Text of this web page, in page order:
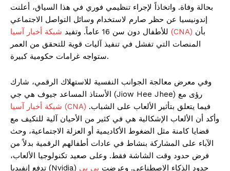
بحالة وفاة. واتخاذاً لإجراء تنظيمي فوري في هذا السياق، أعلنت
إندونيسيا عن حظر صارم لاستخدام وسائل التواصل الاجتماعي
للأطفال دون سن 16 عاماً. وتفيد شبكة أخبار آسيا (CNA)
المنصات التي تفشل في تنفيذ آليات قوية للتحقق من العمر
ستواجه غرامات حكومية كبيرة.
وفي معرض معالجة الجوانب النفسية للاستهلاك الرقمي، شارك
الأستاذ المساعد جيوف هي جي (Jiow Hee Jhee) رؤى مع
شبكة أخبار آسيا (CNA)
وأكد أن الألعاب الإشكالية هي في كثير من الأحيان آلية للتكيف مع
قضايا كامنة مثل الضغوط الأكاديمية أو العزلة الاجتماعية، وحث
الآباء على المشاركة بنشاط في عادات أطفالهم الرقمية بدلاً من
فرض حدود وقت الشاشة فقط. وعلى صعيد تكنولوجيا الألعاب،
تدفع إنفيديا (Nvidia) حدود الذكاء الاصطناعي. وعرضت بي بي